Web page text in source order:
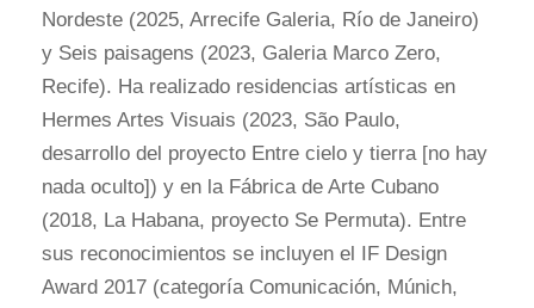
Nordeste (2025, Arrecife Galeria, Río de Janeiro)
y Seis paisagens (2023, Galeria Marco Zero,
Recife). Ha realizado residencias artísticas en
Hermes Artes Visuais (2023, São Paulo,
desarrollo del proyecto Entre cielo y tierra [no hay
nada oculto]) y en la Fábrica de Arte Cubano
(2018, La Habana, proyecto Se Permuta). Entre
sus reconocimientos se incluyen el IF Design
Award 2017 (categoría Comunicación, Múnich,